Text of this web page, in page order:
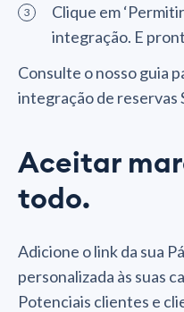
Clique em
integração. E
Consulte o nosso guia
integração de reservas
Aceitar
todo.
Adicione o link da sua
personalizada às suas
Potenciais clientes e